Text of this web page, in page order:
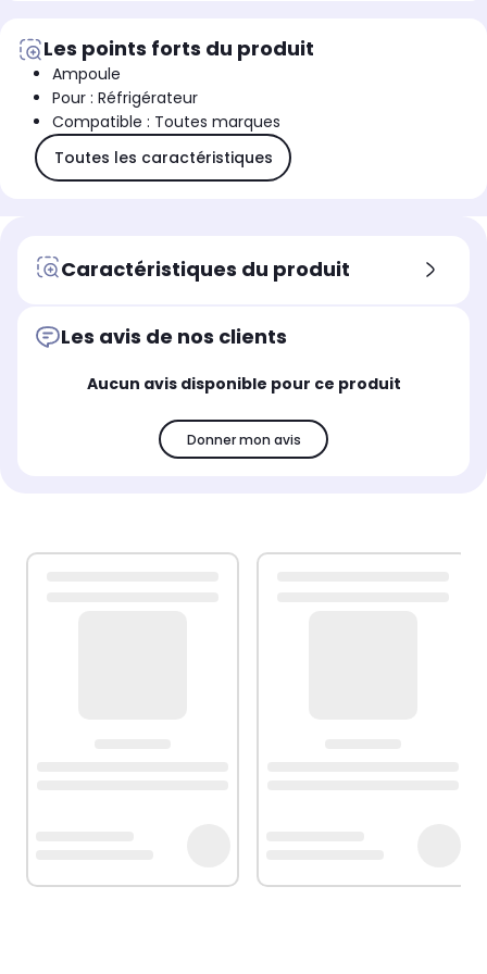
Les points forts du produit
Ampoule
Pour : Réfrigérateur
Compatible : Toutes marques
Toutes les caractéristiques
Caractéristiques du produit
Les avis de nos clients
Aucun avis disponible pour ce produit
Donner mon avis